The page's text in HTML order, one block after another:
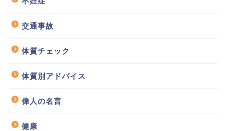
交通事故
体質チェック
体質別アドバイス
偉人の名言
健康